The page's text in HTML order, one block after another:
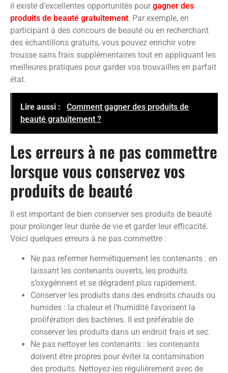
il existe d’excellentes opportunités pour gagner des
produits de beauté gratuitement. Par exemple, en
participant à des concours de beauté ou en recherchant
des échantillons gratuits, vous pouvez enrichir votre
trousse sans frais supplémentaires tout en appliquant les
meilleures pratiques pour garder vos trouvailles en parfait
état.
Lire aussi :
Comment gagner des produits de
beauté gratuitement ?
Les erreurs à ne pas commettre
lorsque vous conservez vos
produits de beauté
Il est important de bien conserver ses produits de beauté
pour prolonger leur durée de vie et garder leur efficacité.
Voici quelques erreurs à ne pas commettre :
Ne pas refermer hermétiquement les contenants : en
laissant les contenants ouverts, les produits
s’oxygénnent et se dégradent plus rapidement.
Conserver les produits dans des endroits chauds ou
humides : la chaleur et l’humidité favorisent la
prolifération des bactéries. Il est préférable de
conserver les produits dans un endroit frais et sec.
Ne pas nettoyer les contenants : les contenants
doivent être propres pour éviter la contamination
des produits. Nettoyez-les régulièrement avec de